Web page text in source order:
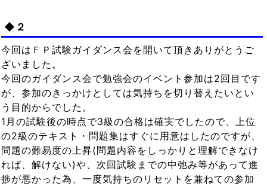
◆２
今回はＦＰ試験ガイダンス会を開いて頂きありがとうご
ざいました。
今回のガイダンス会で勉強会のイベント参加は2回目です
が、参加のきっかけとしては気持ちを切り替えたいとい
う目的からでした。
1月の試験後の時点で3級の合格は確実でしたので、上位
の2級のテキスト・問題集はすぐに用意はしたのですが、
問題の難易度の上昇(問題内容をしっかりと理解できなけ
れば、解けない)や、次回試験までの中弛み等があって進
捗が悪かった為、一度気持ちのリセットを兼ねての参加